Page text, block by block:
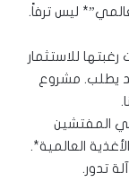
ليس ترفاً.
للاستثمار
يطلب. مشروع
المفتشين
العالمية*.
تدور.